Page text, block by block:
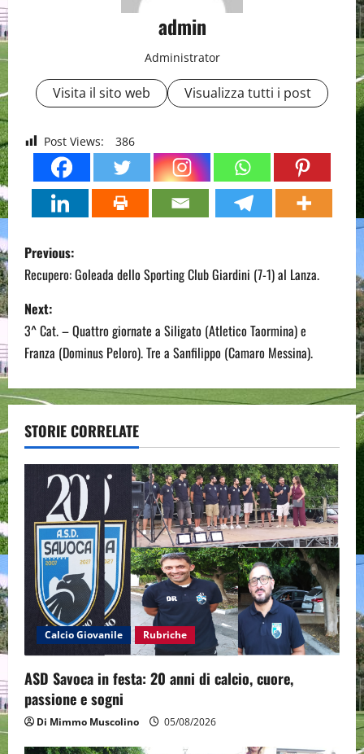
admin
Administrator
Visita il sito web Visualizza tutti i post
Post Views: 386
P
o
s
t
n
a
v
g
a
i
o
n
Previous:
Recupero: Goleada dello Sporting Club Giardini (7-1) al Lanza.
Next:
3^ Cat. – Quattro giornate a Siligato (Atletico Taormina) e
Franza (Dominus Peloro). Tre a Sanfilippo (Camaro Messina).
STORIE CORRELATE
Calcio Giovanile Rubriche
ASD Savoca in festa: 20 anni di calcio, cuore,
passione e sogni
Di Mimmo Muscolino 05/08/2026